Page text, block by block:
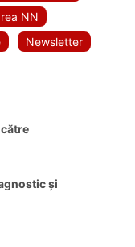
NN
Newsletter
și